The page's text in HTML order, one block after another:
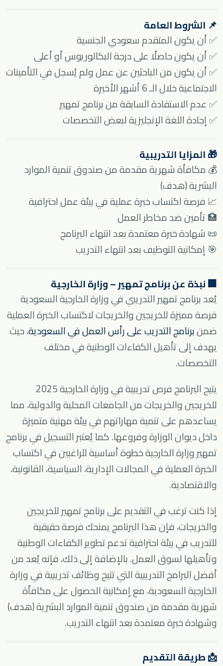
📌 الشروط العامة
✅ أن يكون المتقدم سعودي الجنسية
✅ أن يكون حاصلًا على درجة البكالوريوس أو أعلى
✅ أن يكون من الباحثين عن عمل ولم يُسجل في التأمينات
الاجتماعية خلال الـ 6 أشهر الأخيرة
✅ عدم الاستفادة السابقة من برنامج تمهير
✅ إجادة اللغة الإنجليزية لبعض التخصصات
🎁 المزايا التدريبية
💰 مكافأة شهرية مقدمة من صندوق تنمية الموارد
البشرية (هدف)
📈 فرصة اكتساب خبرة عملية في بيئة عمل احترافية
🏥 تأمين ضد مخاطر العمل
📜 شهادة خبرة معتمدة بعد انتهاء البرنامج
🎯 إمكانية التوظيف بعد انتهاء التدريب
🏢 نبذة عن برنامج تمهير – وزارة الخارجية
يُعد برنامج تمهير التدريبي في وزارة الخارجية السعودية
فرصة مميزة للخريجين والخريجات لاكتساب الخبرة العملية
ضمنبرنامج التدريب على رأس العمل في السعودية، حيث
يهدف إلى تأهيل الكفاءات الوطنية في مختلف
التخصصات.
يتيح البرنامج فرص تدريبية في وزارة الخارجية 2025
للخريجين والخريجات من الجامعات المحلية والدولية، مما
يساعدهم على تنمية مهاراتهم في بيئة مهنية متميزة
داخل ديوان الوزارة وفروعها. كما يُعتبر التسجيل في برنامج
تمهير وزارة الخارجية خطوة أساسية للراغبين في اكتساب
الخبرة العملية في المجالات الإدارية، السياسية، القانونية،
والاقتصادية.
إذا كنت ترغب في التقديم على برنامج تمهير للخريجين
والخريجات، فإن هذا البرنامج يمنحك فرصة حقيقية
للتدريب في بيئة احترافية تدعم تطوير الكفاءات الوطنية
وتأهيلها لسوق العمل. بالإضافة إلى ذلك، فإنه يُعد من
أفضل البرامج التدريبية التي تتيح وظائف تدريبية في وزارة
الخارجية السعودية، مع إمكانية الحصول على مكافأة
شهرية مقدمة من صندوق تنمية الموارد البشرية (هدف)
وشهادة خبرة معتمدة بعد انتهاء التدريب.
📩 طريقة التقديم